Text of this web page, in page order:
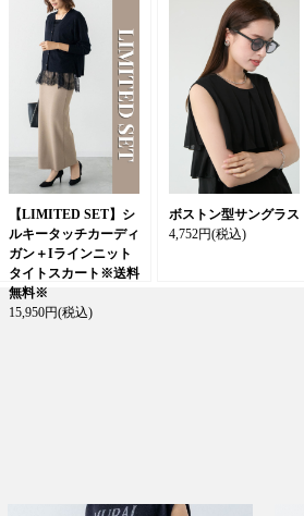
【LIMITED SET】シ
ルキータッチカーディ
ガン＋Iラインニット
タイトスカート※送料
無料※
15,950円(税込)
ボストン型サングラス
4,752円(税込)